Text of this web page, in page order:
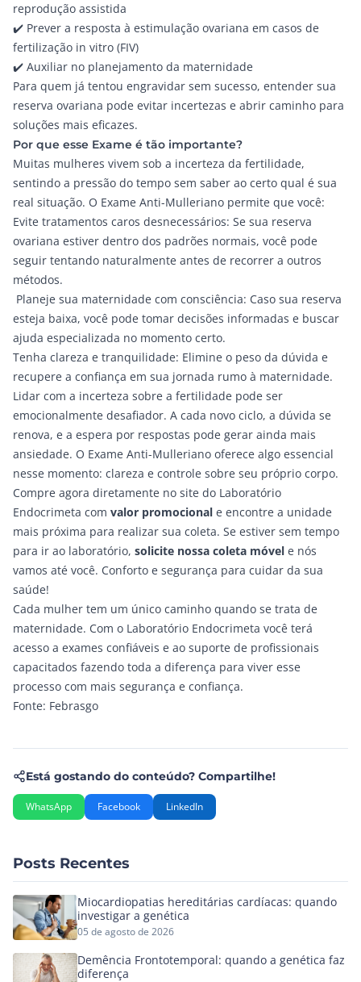
reprodução assistida
✔️ Prever a resposta à estimulação ovariana em casos de
fertilização in vitro (FIV)
✔️ Auxiliar no planejamento da maternidade
Para quem já tentou engravidar sem sucesso, entender sua
reserva ovariana pode evitar incertezas e abrir caminho para
soluções mais eficazes.
Por que esse Exame é tão importante?
Muitas mulheres vivem sob a incerteza da fertilidade,
sentindo a pressão do tempo sem saber ao certo qual é sua
real situação. O Exame Anti-Mulleriano permite que você:
Evite tratamentos caros desnecessários: Se sua reserva
ovariana estiver dentro dos padrões normais, você pode
seguir tentando naturalmente antes de recorrer a outros
métodos.
Planeje sua maternidade com consciência: Caso sua reserva
esteja baixa, você pode tomar decisões informadas e buscar
ajuda especializada no momento certo.
Tenha clareza e tranquilidade: Elimine o peso da dúvida e
recupere a confiança em sua jornada rumo à maternidade.
Lidar com a incerteza sobre a fertilidade pode ser
emocionalmente desafiador. A cada novo ciclo, a dúvida se
renova, e a espera por respostas pode gerar ainda mais
ansiedade. O Exame Anti-Mulleriano oferece algo essencial
nesse momento: clareza e controle sobre seu próprio corpo.
Compre agora diretamente no site do Laboratório
Endocrimeta com valor promocional e encontre a unidade
mais próxima para realizar sua coleta. Se estiver sem tempo
para ir ao laboratório, solicite nossa coleta móvel e nós
vamos até você. Conforto e segurança para cuidar da sua
saúde!
Cada mulher tem um único caminho quando se trata de
maternidade. Com o Laboratório Endocrimeta você terá
acesso a exames confiáveis e ao suporte de profissionais
capacitados fazendo toda a diferença para viver esse
processo com mais segurança e confiança.
Fonte: Febrasgo
Está gostando do conteúdo? Compartilhe!
WhatsApp Facebook LinkedIn
Posts Recentes
Miocardiopatias hereditárias cardíacas: quando
investigar a genética
05 de agosto de 2026
Demência Frontotemporal: quando a genética faz
diferença